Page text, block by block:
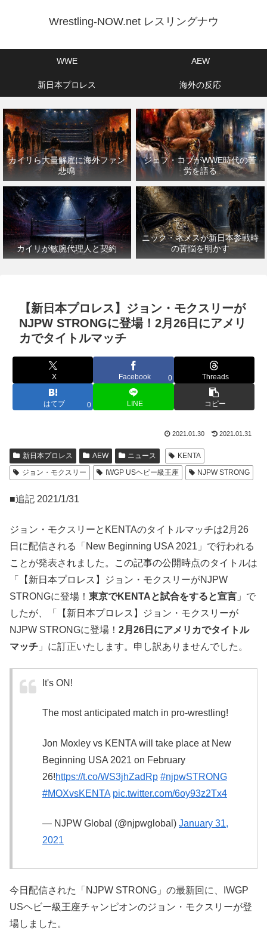
Wrestling-NOW.net レスリングナウ
WWE AEW
新日本プロレス 海外の反応
カイリら大量解雇に海外ファン
悲鳴
ジェフ・コブがWWE時代の苦
労を語る
カイリが敏腕代理人と契約
ニック・ネメスが新日本参戦時
の苦悩を明かす
【新日本プロレス】ジョン・モクスリーが
NJPW STRONGに登場！2月26日にアメリ
カでタイトルマッチ
X Facebook 0 Threads
はてブ 0 LINE コピー
2021.01.30 2021.01.31
新日本プロレス AEW ニュース
KENTA
ジョン・モクスリー
IWGP USヘビー級王座 NJPW STRONG
■追記 2021/1/31
ジョン・モクスリーとKENTAのタイトルマッチは2月26
日に配信される「New Beginning USA 2021」で行われる
ことが発表されました。この記事の公開時点のタイトルは
「【新日本プロレス】ジョン・モクスリーがNJPW
STRONGに登場！ 東京でKENTAと試合をすると宣言 」で
したが、「【新日本プロレス】ジョン・モクスリーが
NJPW STRONGに登場！ 2月26日にアメリカでタイトル
マッチ 」に訂正いたします。申し訳ありませんでした。
It's ON!
The most anticipated match in pro-wrestling!
Jon Moxley vs KENTA will take place at New
Beginning USA 2021 on February
26!https://t.co/WS3jhZadRp #njpwSTRONG
#MOXvsKENTA pic.twitter.com/6oy93z2Tx4
— NJPW Global (@njpwglobal) January 31,
2021
今日配信された「NJPW STRONG」の最新回に、IWGP
USヘビー級王座チャンピオンのジョン・モクスリーが登
場しました。